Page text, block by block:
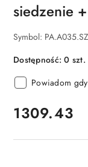
siedzenie
Symbol: PA.A035.SZ
Dostępność:0 szt.
Powiadom
cena:
1309.43